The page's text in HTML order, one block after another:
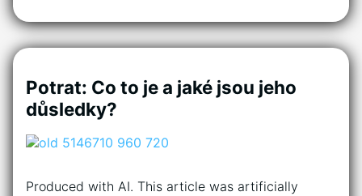
Potrat: Co to je a jaké jsou jeho
důsledky?
Produced with AI. This article was artificially